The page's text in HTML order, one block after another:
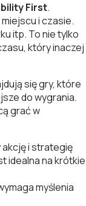
First.
i czasie.
itp. To nie tylko
który inaczej
się gry, które
do wygrania.
grać w
akcję i strategię
idealna na krótkie
myślenia